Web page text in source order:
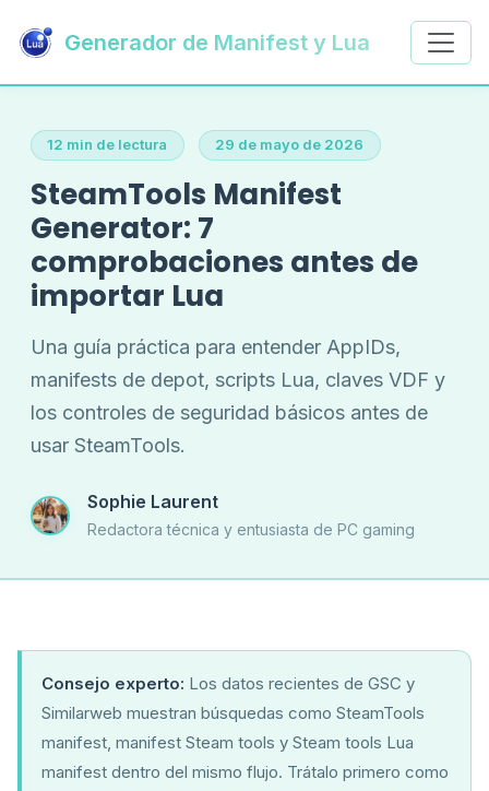
Generador de Manifest y Lua
12 min de lectura 29 de mayo de 2026
SteamTools Manifest
Generator: 7
comprobaciones antes de
importar Lua
Una guía práctica para entender AppIDs,
manifests de depot, scripts Lua, claves VDF y
los controles de seguridad básicos antes de
usar SteamTools.
Sophie Laurent
Redactora técnica y entusiasta de PC gaming
Consejo experto: Los datos recientes de GSC y
Similarweb muestran búsquedas como SteamTools
manifest, manifest Steam tools y Steam tools Lua
manifest dentro del mismo flujo. Trátalo primero como